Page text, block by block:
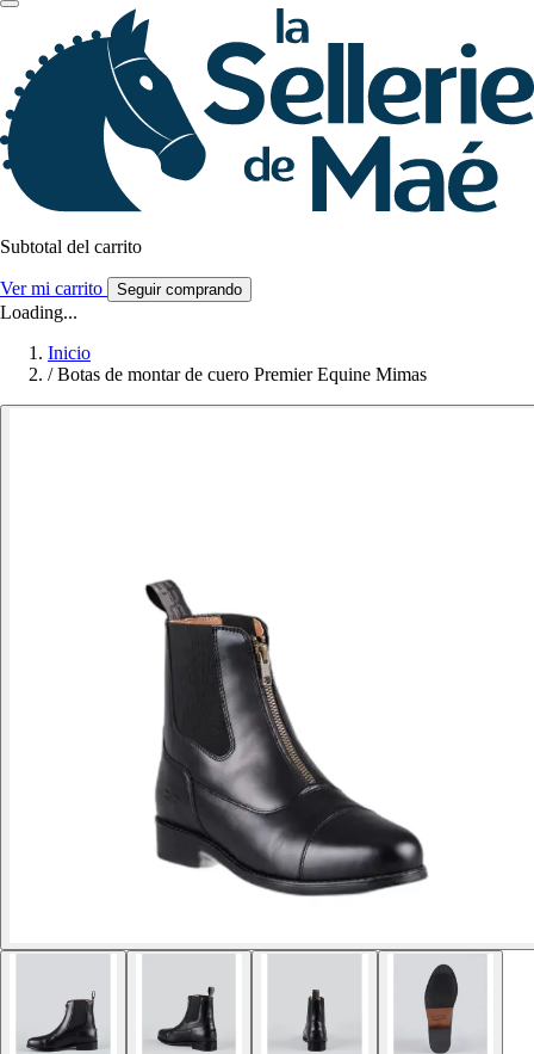
Subtotal del carrito
Ver mi carrito Seguir comprando
Loading...
Inicio
/ Botas de montar de cuero Premier Equine Mimas